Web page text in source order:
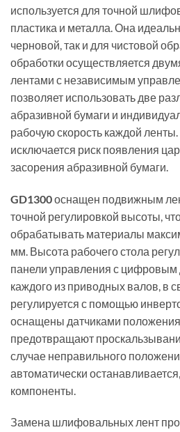
используется для точной
пластика и металла. Она
черновой, так и для чистовой
обработки осуществляется
лентами с независимым
позволяет использовать две
абразивной бумаги и
рабочую скорость каждой ленты.
исключается риск появления
засорения абразивной бумаги.
GD1300оснащен подвижным
точной регулировкой высоты,
обрабатывать материалы
мм. Высота рабочего стола
панели управления с цифровым
каждого из приводных валов, в
регулируется с помощью
оснащены датчиками
предотвращают
случае неправильного
автоматически
компоненты.
Замена шлифовальных лент